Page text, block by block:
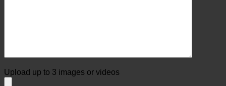
Upload up to 3 images or videos